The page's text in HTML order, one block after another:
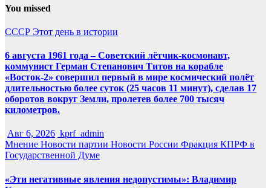
You missed
СССР Этот день в истории
6 августа 1961 года – Советский лётчик-космонавт,
коммунист Герман Степанович Титов на корабле
«Восток-2» совершил первый в мире космический полёт
длительностью более суток (25 часов 11 минут), сделав 17
оборотов вокруг Земли, пролетев более 700 тысяч
километров.
Авг 6, 2026 kprf_admin
Мнение Новости партии Новости России Фракция КПРФ в
Государственной Думе
«Эти негативные явления недопустимы»: Владимир